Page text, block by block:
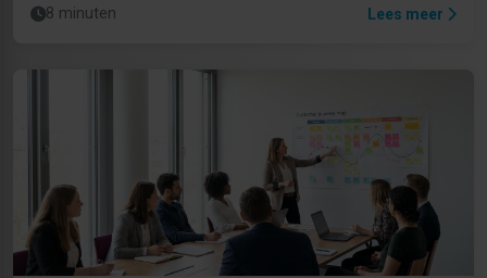
8 minuten Lees meer